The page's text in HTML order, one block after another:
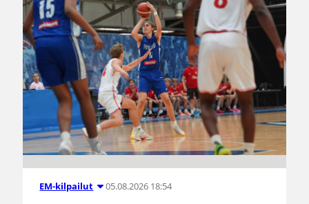
EM-kilpailut 05.08.2026 18:54